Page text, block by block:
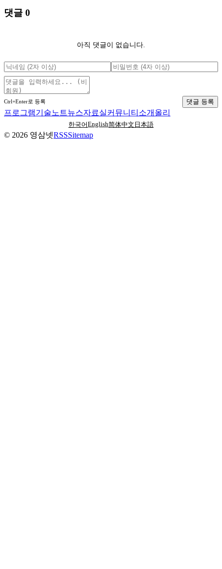
댓글 0
아직 댓글이 없습니다.
Ctrl+Enter로 등록 댓글 등록
프로그램기술노트뉴스자료실커뮤니티 소개 올리
한국어English简体中文 日本語
© 2026 영삼넷RSSSitemap